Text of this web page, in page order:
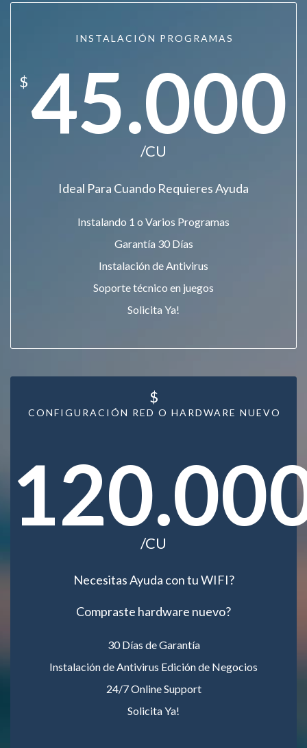
INSTALACIÓN PROGRAMAS
$45.000
/CU
Ideal Para Cuando Requieres Ayuda
Instalando 1 o Varios Programas
Garantía 30 Días
Instalación de Antivirus
Soporte técnico en juegos
Solicita Ya!
CONFIGURACIÓN RED O HARDWARE NUEVO
$
/CU
Necesitas Ayuda con tu WIFI?
Compraste hardware nuevo?
30 Días de Garantía
Instalación de Antivirus Edición de Negocios
24/7 Online Support
Solicita Ya!